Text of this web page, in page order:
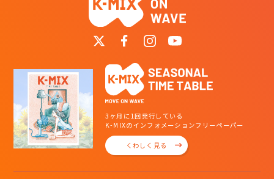
3ヶ月に1回発行している
K-MIXのインフォメーションフリーペーパー
くわしく見る